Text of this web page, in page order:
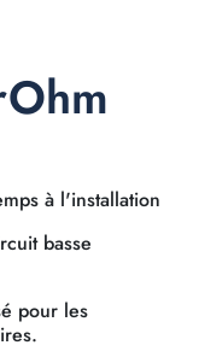
à l'installation
basse
pour les